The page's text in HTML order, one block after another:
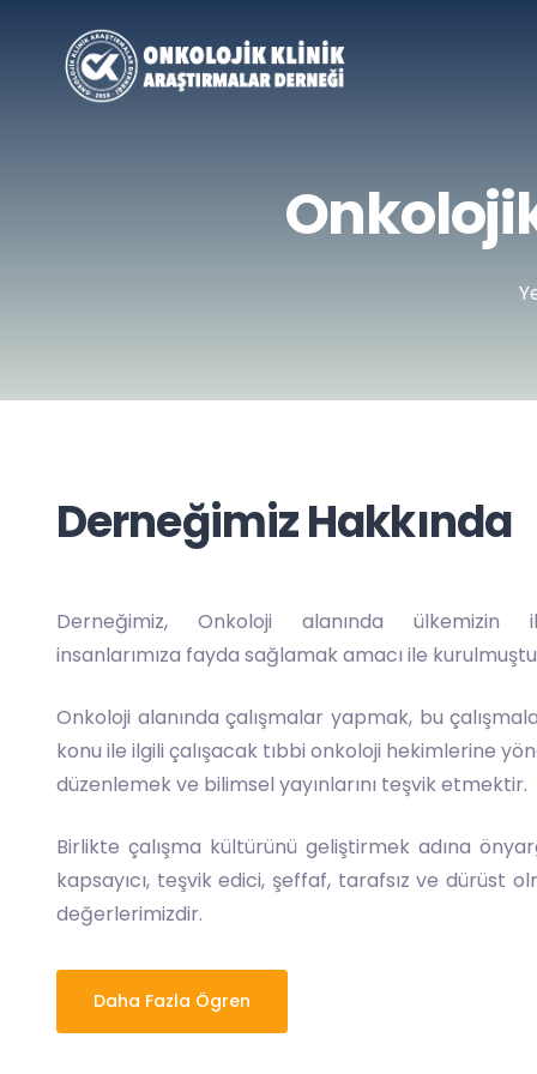
Derneğimiz Hakkında
Derneğimiz, Onkoloji alanında ülkemizin
insanlarımıza fayda sağlamak amacı ile
Onkoloji alanında çalışmalar yapmak, bu
konu ile ilgili çalışacak tıbbi onkoloji hekimlerine
düzenlemek ve bilimsel yayınlarını teşvik etmektir.
Birlikte çalışma kültürünü geliştirmek adına
kapsayıcı, teşvik edici, şeffaf, tarafsız ve dürüst
değerlerimizdir.
Daha Fazla Ögren